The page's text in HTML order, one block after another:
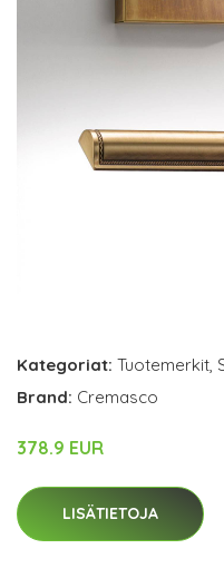
Kategoriat: Tuotemerkit,
Brand: Cremasco
378.9 EUR
LISÄTIETOJA